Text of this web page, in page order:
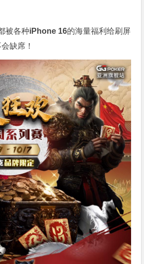
被各种iPhone 16的海量福利给刷屏
缺席！